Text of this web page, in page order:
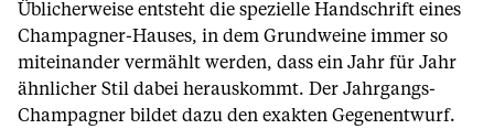
Üblicherweise entsteht die spezielle Handschrift eines
Champagner-Hauses, in dem Grundweine immer so
miteinander vermählt werden, dass ein Jahr für Jahr
ähnlicher Stil dabei herauskommt. Der Jahrgangs-
Champagner bildet dazu den exakten Gegenentwurf.